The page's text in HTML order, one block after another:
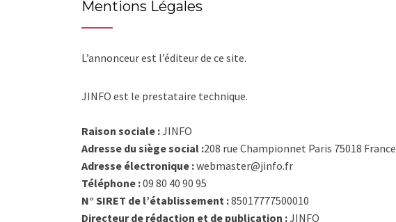
Mentions Légales
L’annonceur est l’éditeur de ce site.
JINFO est le prestataire technique.
Raison sociale :JINFO
Adresse du siège social :208 rue Championnet Paris 75018 France
Adresse électronique :webmaster@jinfo.fr
Téléphone :09 80 40 90 95
N° SIRET de l’établissement :85017777500010
Directeur de rédaction et de publication :JINFO